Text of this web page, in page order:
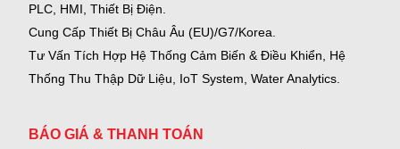
PLC, HMI, Thiết Bị Điện.
Cung Cấp Thiết Bị Châu Âu (EU)/G7/Korea.
Tư Vấn Tích Hợp Hệ Thống Cảm Biến & Điều Khiển, Hệ
Thống Thu Thập Dữ Liệu, IoT System, Water Analytics.
BÁO GIÁ & THANH TOÁN